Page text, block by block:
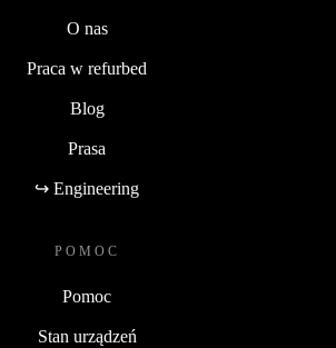
O nas
Praca w refurbed
Blog
Prasa
↪ Engineering
POMOC
Pomoc
Stan urządzeń